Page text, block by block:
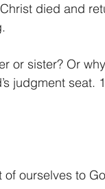
died and
or sister? Or
judgment seat.
of ourselves to